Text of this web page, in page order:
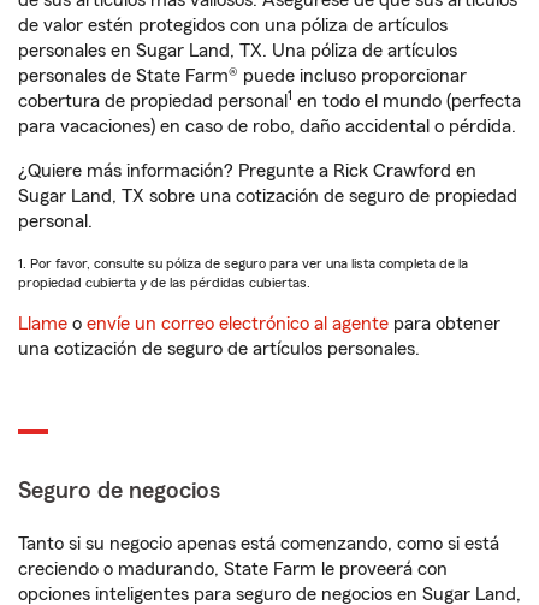
de valor estén protegidos con una póliza de artículos
personales en Sugar Land, TX. Una póliza de artículos
personales de State Farm® puede incluso proporcionar
cobertura de propiedad personal 1 en todo el mundo (perfecta
para vacaciones) en caso de robo, daño accidental o pérdida.
¿Quiere más información? Pregunte a Rick Crawford en
Sugar Land, TX sobre una cotización de seguro de propiedad
personal.
1. Por favor, consulte su póliza de seguro para ver una lista completa de la
propiedad cubierta y de las pérdidas cubiertas.
Llame o envíe un correo electrónico al agente para obtener
una cotización de seguro de artículos personales.
Seguro de negocios
Tanto si su negocio apenas está comenzando, como si está
creciendo o madurando, State Farm le proveerá con
opciones inteligentes para seguro de negocios en Sugar Land,